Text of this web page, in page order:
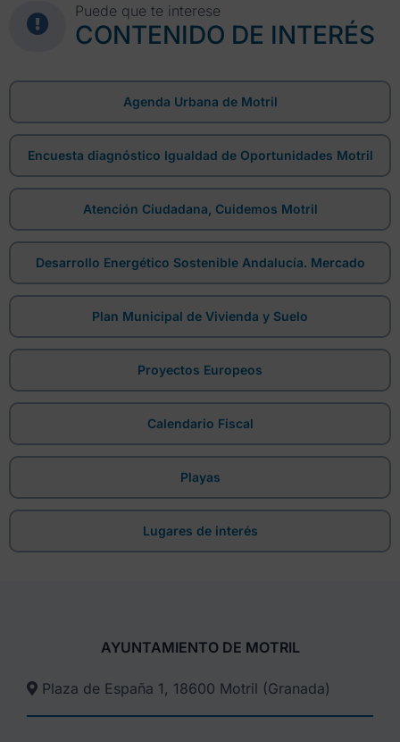
Puede que te interese
CONTENIDO DE INTERÉS
Agenda Urbana de Motril
Encuesta diagnóstico Igualdad de Oportunidades Motril
Atención Ciudadana, Cuidemos Motril
Desarrollo Energético Sostenible Andalucía. Mercado
Plan Municipal de Vivienda y Suelo
Proyectos Europeos
Calendario Fiscal
Playas
Lugares de interés
AYUNTAMIENTO DE MOTRIL
Plaza de España 1, 18600 Motril (Granada)​